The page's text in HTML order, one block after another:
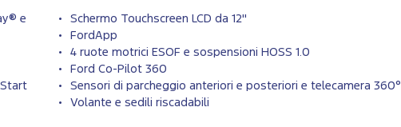
e
Schermo Touchscreen LCD da 12"
FordApp
4 ruote motrici ESOF e sospensioni HOSS 1.0
Ford Co-Pilot 360
Start
Sensori di parcheggio anteriori e posteriori e telecamera 360°
Volante e sedili riscadabili